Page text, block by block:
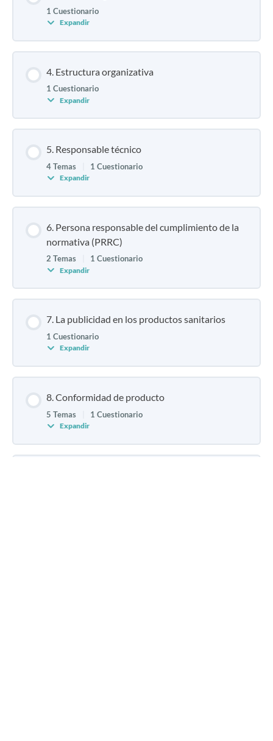
1 Cuestionario
Expandir
4. Estructura organizativa
1 Cuestionario
Expandir
5. Responsable técnico
4 Temas 1 Cuestionario
Expandir
6. Persona responsable del cumplimiento de la
normativa (PRRC)
2 Temas 1 Cuestionario
Expandir
7. La publicidad en los productos sanitarios
1 Cuestionario
Expandir
8. Conformidad de producto
5 Temas 1 Cuestionario
Expandir